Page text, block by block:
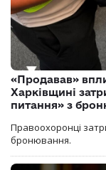
«Продавав»
Харківщині
питання» з
Правоохоронці
бронювання.